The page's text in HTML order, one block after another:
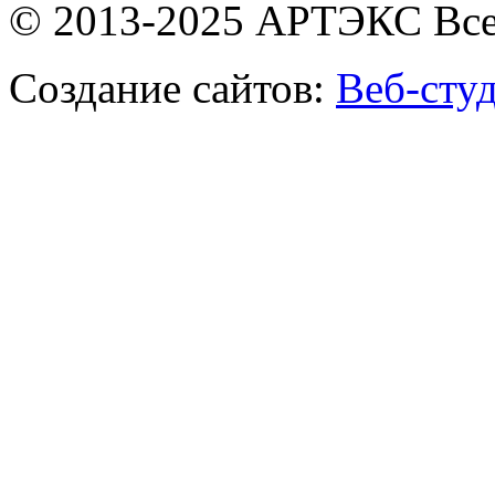
© 2013-2025 АРТЭКС
Создание сайтов: Веб-